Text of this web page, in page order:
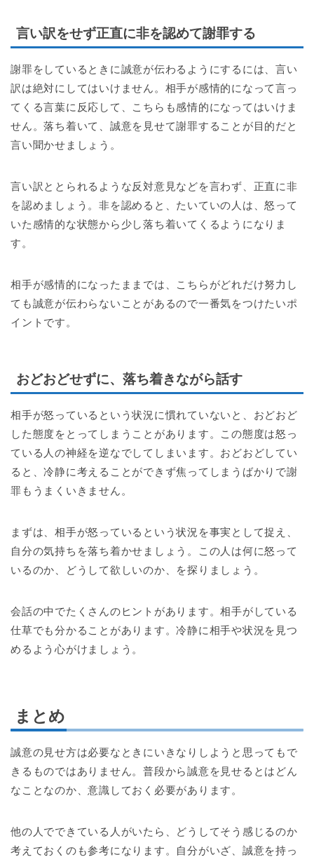
言い訳をせず正直に非を認めて謝罪する
謝罪をしているときに誠意が伝わるようにするには、言い
訳は絶対にしてはいけません。相手が感情的になって言っ
てくる言葉に反応して、こちらも感情的になってはいけま
せん。落ち着いて、誠意を見せて謝罪することが目的だと
言い聞かせましょう。
言い訳ととられるような反対意見などを言わず、正直に非
を認めましょう。非を認めると、たいていの人は、怒って
いた感情的な状態から少し落ち着いてくるようになりま
す。
相手が感情的になったままでは、こちらがどれだけ努力し
ても誠意が伝わらないことがあるので一番気をつけたいポ
イントです。
おどおどせずに、落ち着きながら話す
相手が怒っているという状況に慣れていないと、おどおど
した態度をとってしまうことがあります。この態度は怒っ
ている人の神経を逆なでしてしまいます。おどおどしてい
ると、冷静に考えることができず焦ってしまうばかりで謝
罪もうまくいきません。
まずは、相手が怒っているという状況を事実として捉え、
自分の気持ちを落ち着かせましょう。この人は何に怒って
いるのか、どうして欲しいのか、を探りましょう。
会話の中でたくさんのヒントがあります。相手がしている
仕草でも分かることがあります。冷静に相手や状況を見つ
めるよう心がけましょう。
まとめ
誠意の見せ方は必要なときにいきなりしようと思ってもで
きるものではありません。普段から誠意を見せるとはどん
なことなのか、意識しておく必要があります。
他の人でできている人がいたら、どうしてそう感じるのか
考えておくのも参考になります。自分がいざ、誠意を持っ